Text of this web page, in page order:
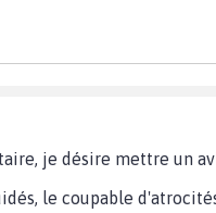
je désire mettre un
le coupable